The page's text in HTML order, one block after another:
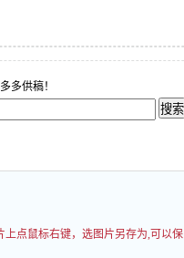
多供稿！
上点鼠标右键，选图片另存为,可以保